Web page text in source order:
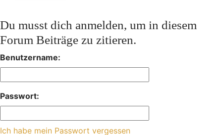
Du musst dich anmelden, um in diesem
Forum Beiträge zu zitieren.
Benutzername:
Passwort:
Ich habe mein Passwort vergessen